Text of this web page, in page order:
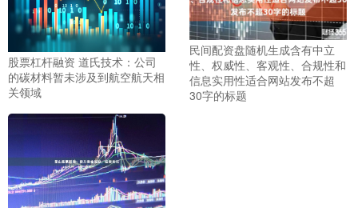
股票杠杆融资 道氏技术：公司
的碳材料暂未涉及到航空航天相
关领域
民间配资盘随机生成含有中立
性、权威性、客观性、合规性和
信息实用性适合网站发布不超
30字的标题